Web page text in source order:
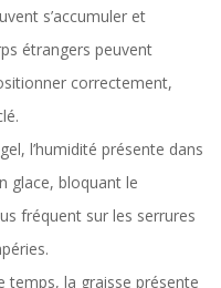
s’accumuler et
étrangers peuvent
correctement,
l’humidité présente dans
glace, bloquant le
fréquent sur les serrures
temps, la graisse présente